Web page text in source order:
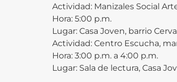
Actividad: Manizales Social
Hora: 5:00 p.m.
Lugar: Casa Joven, barrio
Actividad: Centro Escucha,
Hora: 3:00 p.m. a 4:00 p.m.
Lugar: Sala de lectura, Casa